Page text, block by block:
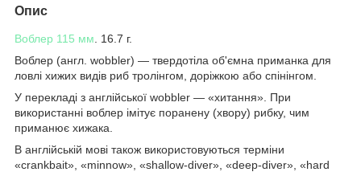
Опис
Воблер 115 мм . 16.7 г.
Воблер (англ. wobbler) — твердотіла об'ємна приманка для
ловлі хижих видів риб тролінгом, доріжкою або спінінгом.
У перекладі з англійської wobbler — «хитання». При
використанні воблер імітує поранену (хвору) рибку, чим
приманює хижака.
В англійській мові також використовуються терміни
«crankbait», «minnow», «shallow-diver», «deep-diver», «hard